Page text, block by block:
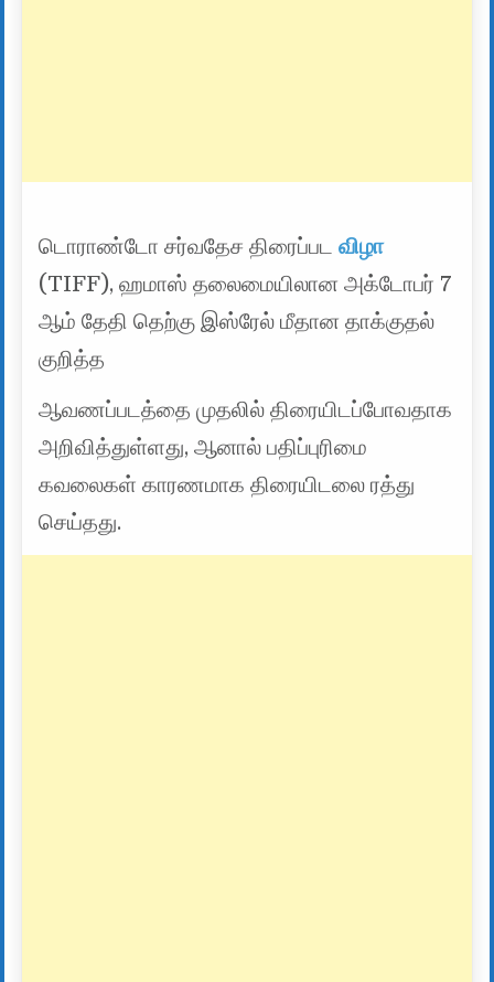
டொராண்டோ சர்வதேச திரைப்படவிழா
(TIFF), ஹமாஸ் தலைமையிலான அக்டோபர் 7
ஆம் தேதி தெற்கு இஸ்ரேல் மீதான தாக்குதல்
குறித்த
ஆவணப்படத்தை முதலில் திரையிடப்போவதாக
அறிவித்துள்ளது, ஆனால் பதிப்புரிமை
கவலைகள் காரணமாக திரையிடலை ரத்து
செய்தது.